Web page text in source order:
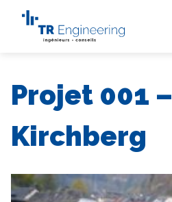
Projet 001 –
Kirchberg